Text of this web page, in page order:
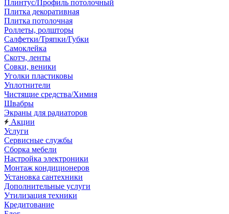
Плинтус/Профиль потолочный
Плитка декоративная
Плитка потолочная
Роллеты, ролшторы
Салфетки/Тряпки/Губки
Самоклейка
Скотч, ленты
Совки, веники
Уголки пластиковы
Уплотнители
Чистящие средства/Химия
Швабры
Экраны для радиаторов
Акции
Услуги
Сервисные службы
Сборка мебели
Настройка электроники
Монтаж кондиционеров
Установка сантехники
Дополнительные услуги
Утилизация техники
Кредитование